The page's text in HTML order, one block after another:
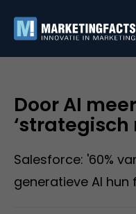
Door AI
Salesforce: '60%
generatieve AI hun